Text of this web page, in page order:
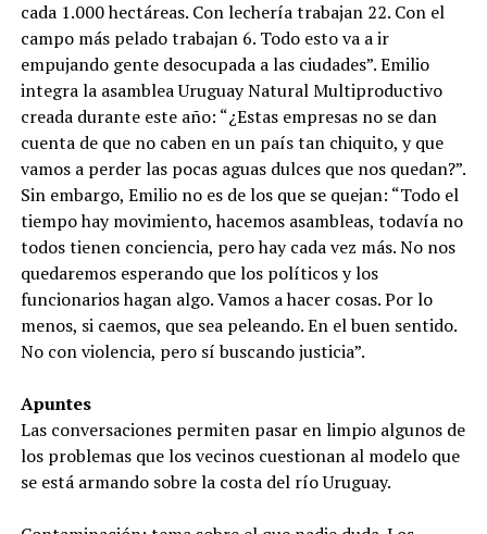
cada 1.000 hectáreas. Con lechería trabajan 22. Con el
campo más pelado trabajan 6. Todo esto va a ir
empujando gente desocupada a las ciudades”. Emilio
integra la asamblea Uruguay Natural Multiproductivo
creada durante este año: “¿Estas empresas no se dan
cuenta de que no caben en un país tan chiquito, y que
vamos a perder las pocas aguas dulces que nos quedan?”.
Sin embargo, Emilio no es de los que se quejan: “Todo el
tiempo hay movimiento, hacemos asambleas, todavía no
todos tienen conciencia, pero hay cada vez más. No nos
quedaremos esperando que los políticos y los
funcionarios hagan algo. Vamos a hacer cosas. Por lo
menos, si caemos, que sea peleando. En el buen sentido.
No con violencia, pero sí buscando justicia”.
Apuntes
Las conversaciones permiten pasar en limpio algunos de
los problemas que los vecinos cuestionan al modelo que
se está armando sobre la costa del río Uruguay.